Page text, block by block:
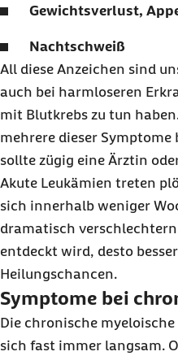
Gewichtsverlust,
Nachtschweiß
All diese Anzeichen sind
auch bei harmloseren
mit Blutkrebs zu tun
mehrere dieser Symptome
sollte zügig eine Ärztin
Akute Leukämien treten
sich innerhalb weniger
dramatisch
entdeckt wird, desto
Heilungschancen.
Symptome bei
Die chronische
sich fast immer langsam.